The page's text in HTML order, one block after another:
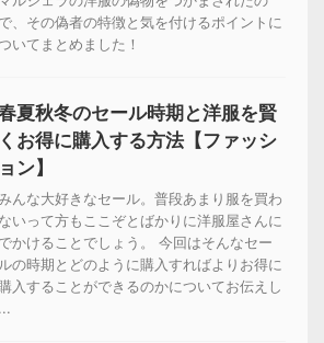
で、その偽者の特徴と気を付けるポイントに
いてまとめました！
夏秋冬のセール時期と洋服を賢
くお得に購入する方法【ファッシ
ョン】
んな大好きなセール。普段あまり服を買わ
ないって方もここぞとばかりに洋服屋さんに
でかけることでしょう。 今回はそんなセー
ルの時期とどのように購入すればよりお得に
入することができるのかについてお伝えし
...